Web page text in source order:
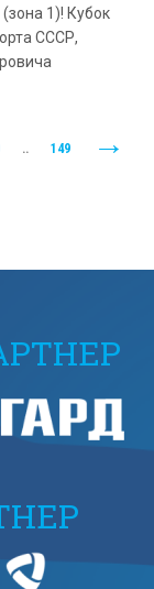
1)! Кубок
СССР,
.. 149